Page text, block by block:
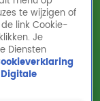
Alle zenders
3x3
te wijzigen of
link Cookie-
Je
Diensten